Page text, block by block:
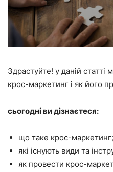
Здрастуйте! у даній
крос-маркетинг і як його
сьогодні ви дізнаєтеся:
що таке крос-маркетинг;
які існують види та
як провести крос-